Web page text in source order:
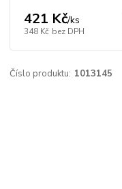
421 Kč/ks
348 Kč bez DPH
Číslo produktu: 1013145